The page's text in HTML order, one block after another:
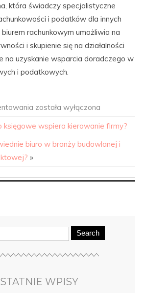
która świadczy specjalistyczne
i podatków dla innych
rachunkowym umożliwia na
i skupienie się na działalności
na uzyskanie wsparcia doradczego w
i podatkowych.
została wyłączona
księgowe wspiera kierowanie firmy?
biuro w branży budowlanej i
»
Search
WPISY